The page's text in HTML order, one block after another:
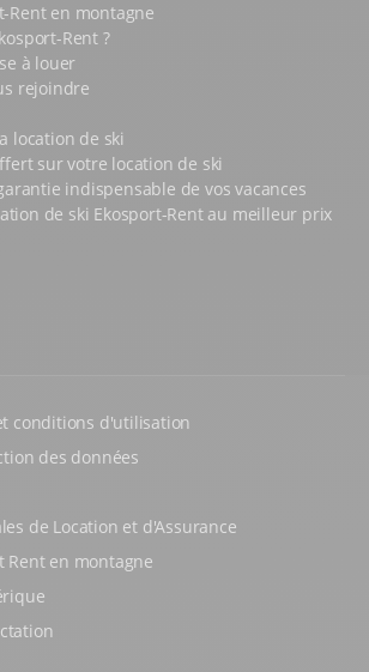
Rent en montagne
Rent ?
à louer
rejoindre
location de ski
sur votre location de ski
indispensable de vos vacances
de ski Ekosport-Rent au meilleur prix
conditions d'utilisation
des données
de Location et d'Assurance
Rent en montagne